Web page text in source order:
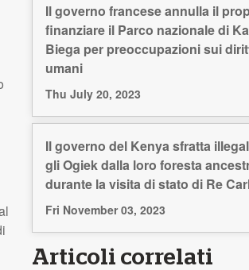
Il governo francese annulla il
finanziare il Parco nazionale di
Biega per preoccupazioni sui
umani
Thu July 20, 2023
Il governo del Kenya sfratta
gli Ogiek dalla loro foresta
durante la visita di stato di Re
Fri November 03, 2023
Articoli correlati